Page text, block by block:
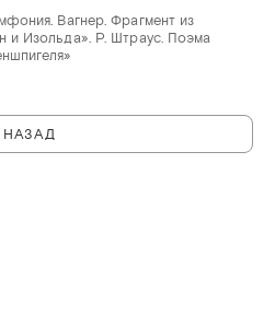
Вагнер. Фрагмент из
и Изольда». Р. Штраус. Поэма
НАЗАД